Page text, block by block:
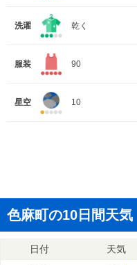
洗濯 乾く
服装 90
星空 10
色麻町の10日間天気
日付 天気